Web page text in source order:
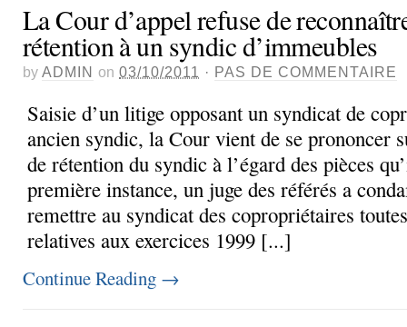
La Cour d’appel refuse de
rétention à un syndic d’immeubles
by ADMIN on 03/10/2011 · PAS DE COMMENTAIRE
Saisie d’un litige opposant un syndicat de
ancien syndic, la Cour vient de se prononcer
de rétention du syndic à l’égard des pièces
première instance, un juge des référés a
remettre au syndicat des copropriétaires
relatives aux exercices 1999 [...]
Continue Reading →